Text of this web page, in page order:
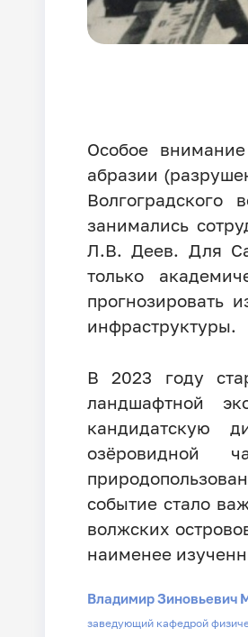
Особое
абразии
Волгоградского
занимались
Л.В. Деев. Для
только
прогнозировать
инфраструктуры.
В 2023 году
ландшафтной
кандидатскую
озёровидной
событие стало
волжских
наименее
Владимир Зиновьевич
заведующий кафедрой